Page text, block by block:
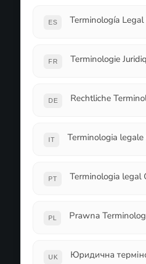
ES Terminología
FR Terminologie
DE Rechtliche
IT Terminologia
PT Terminologia legal
PL Prawna
UK Юридична